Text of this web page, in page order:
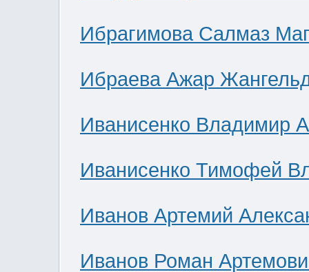
Ибрагимова Салмаз
Ибраева Ажар
Иванисенко Владимир
Иванисенко Тимофей
Иванов Артемий
Иванов Роман